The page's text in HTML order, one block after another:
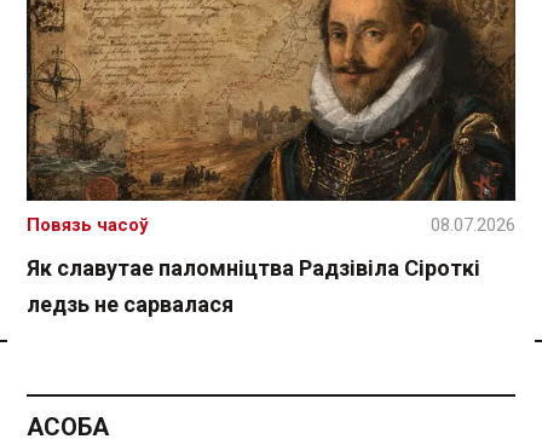
Як славутае паломніцтва Радзівіла Сіроткі
ледзь не сарвалася
Повязь часоў 08.07.2026
АСОБА